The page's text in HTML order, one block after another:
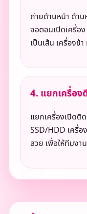
ถ่ายด้านหน้า ด้า
จอตอนเปิดเครื่อ
เป็นเส้น เครื่องช้
4. แยกเครื่อง
แยกเครื่องเปิดติ
SSD/HDD เครื่อ
สวย เพื่อให้ทีมงาน